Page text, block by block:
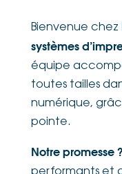
Bienvenue chez
systèmes
équipe
toutes tailles
numérique,
pointe.
Notre promesse ?
performants et